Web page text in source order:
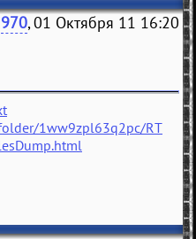
970, 01 Октября 11 16:20
1ww9zpl63q2pc/RT